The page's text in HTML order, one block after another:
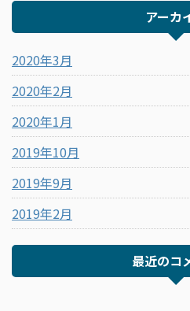
アーカ
2020年3月
2020年2月
2020年1月
2019年10月
2019年9月
2019年2月
最近のコ